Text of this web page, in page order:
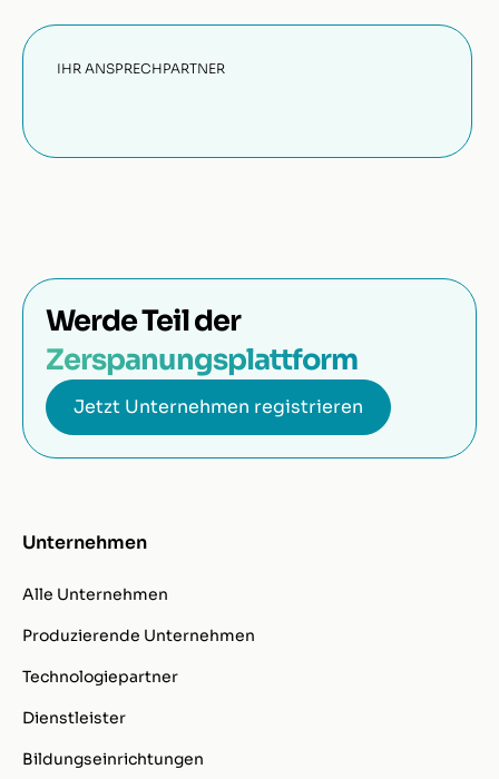
IHR ANSPRECHPARTNER
Werde Teil der
Zerspanungsplattform
Jetzt Unternehmen registrieren
Unternehmen
Alle Unternehmen
Produzierende Unternehmen
Technologiepartner
Dienstleister
Bildungseinrichtungen